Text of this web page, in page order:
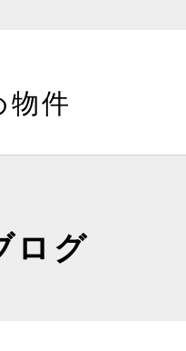
物件
ログ